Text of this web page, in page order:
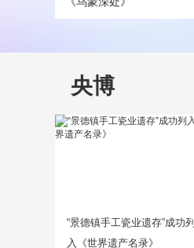
央博
“景德镇手工瓷业遗存”成功列
入《世界遗产名录》